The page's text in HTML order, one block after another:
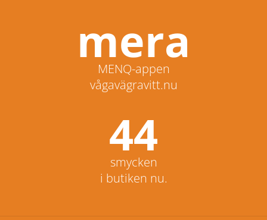
mera
MENQ-appen
vågavägravitt.nu
44
smycken
i butiken nu.